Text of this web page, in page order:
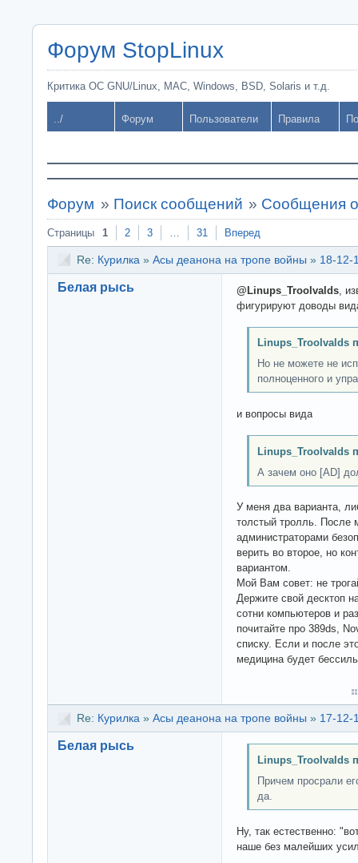
Форум StopLinux
Критика ОС GNU/Linux, MAC, Windows, BSD, Solaris и т.д.
../ Форум Пользователи Правила
Форум » Поиск сообщений » Сообщения
Страницы 1 2 3 … 31 Вперед
Re: Курилка » Асы деанона на тропе войны » 18-12-
Белая рысь @Linups_Troolvalds ,
фигурируют доводы
Linups_Troolvalds
Но не можете не
полноценного и
и вопросы вида
Linups_Troolvalds
А зачем оно [AD]
У меня два варианта,
толстый тролль. После
администраторами
верить во второе, но
вариантом.
Мой Вам совет: не
Держите свой десктоп
сотни компьютеров и
почитайте про 389ds,
списку. Если и после
медицина будет
Re: Курилка » Асы деанона на тропе войны » 17-12-
Белая рысь
Linups_Troolvalds
Причем просрали
да.
Ну, так естественно:
наше без малейших